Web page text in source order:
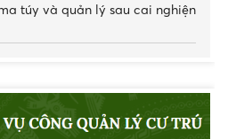
túy và quản lý sau cai nghiện